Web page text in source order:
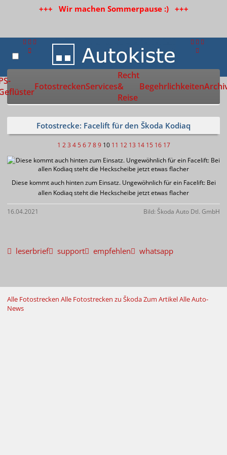
+++ Wir machen Sommerpause :) +++
Zur Startseite
FotostreckenServices
Recht
&
Reise
Begehrlichkeiten
Fotostrecke: Facelift für den Škoda Kodiaq
1 2 3 4 5 6 7 8 9 10 11 12 13 14 15 16 17
Diese kommt auch hinten zum Einsatz. Ungewöhnlich für ein Facelift: Bei
allen Kodiaq steht die Heckscheibe jetzt etwas flacher
16.04.2021 Bild: Škoda Auto Dtl. GmbH
leserbrief support empfehlen whatsapp
Alle Fotostrecken Alle Fotostrecken zu ŠkodaZum ArtikelAlle Auto-
News